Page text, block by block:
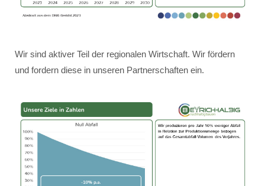
Wir sind aktiver Teil der regionalen Wirtschaft. Wir fördern
und fordern diese in unseren Partnerschaften ein.